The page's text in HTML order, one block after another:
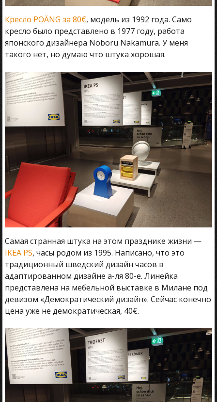
Кресло POÄNG за 80€, модель из 1992 года. Само
кресло было представлено в 1977 году, работа
японского дизайнера Noboru Nakamura. У меня
такого нет, но думаю что штука хорошая.
Самая странная штука на этом празднике жизни —
IKEA PS, часы родом из 1995. Написано, что это
традиционный шведский дизайн часов в
адаптированном дизайне а-ля 80-е. Линейка
представлена на мебельной выставке в Милане под
девизом «Демократический дизайн». Сейчас конечно
цена уже не демократическая, 40€.